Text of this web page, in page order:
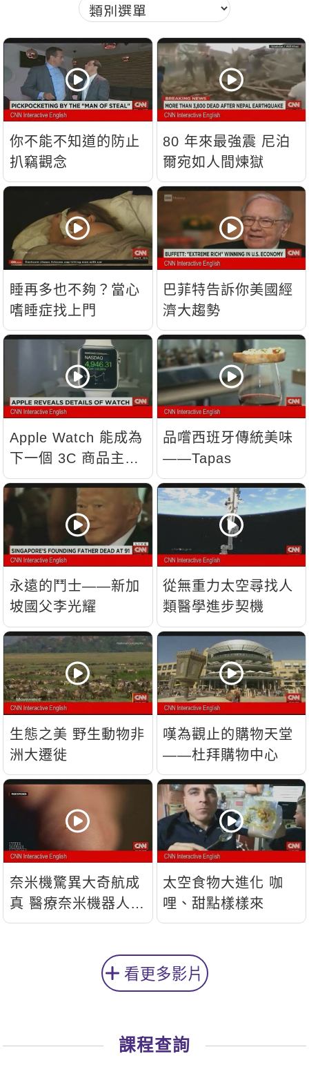
你不能不知道的防止
扒竊觀念
80 年來最強震 尼泊
爾宛如人間煉獄
睡再多也不夠？當心
嗜睡症找上門
巴菲特告訴你美國經
濟大趨勢
Apple Watch 能成為
下一個 3C 商品主
流？
品嚐西班牙傳統美味
——Tapas
永遠的鬥士——新加
坡國父李光耀
從無重力太空尋找人
類醫學進步契機
生態之美 野生動物非
洲大遷徙
嘆為觀止的購物天堂
——杜拜購物中心
奈米機驚異大奇航成
真 醫療奈米機器人問
世
太空食物大進化 咖
哩、甜點樣樣來
看更多影片
課程查詢